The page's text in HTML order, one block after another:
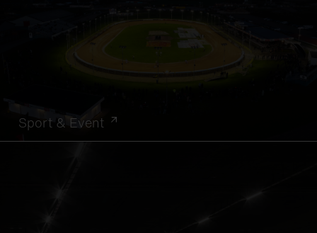
Sport & Event